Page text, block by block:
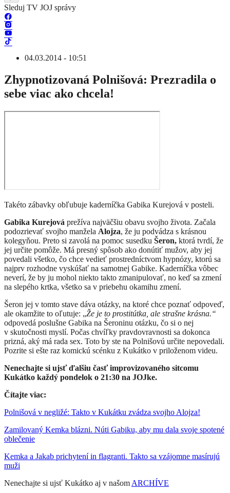
Sleduj TV JOJ správy
04.03.2014 - 10:51
Zhypnotizovaná Polnišová: Prezradila o
sebe viac ako chcela!
Takéto zábavky obľubuje kaderníčka Gabika Kurejová v posteli.
Gabika Kurejová prežíva najväčšiu obavu svojho života. Začala
podozrievať svojho manžela Alojza, že ju podvádza s krásnou
kolegyňou. Preto si zavolá na pomoc susedku Šeron, ktorá tvrdí, že
jej určite pomôže. Má presný spôsob ako donútiť mužov, aby jej
povedali všetko, čo chce vedieť prostredníctvom hypnózy, ktorú sa
najprv rozhodne vyskúšať na samotnej Gabike. Kaderníčka vôbec
neverí, že by ju mohol niekto takto zmanipulovať, no keď sa zmení
na slepého krtka, všetko sa v priebehu okamihu zmení.
Šeron jej v tomto stave dáva otázky, na ktoré chce poznať odpoveď,
ale okamžite to oľutuje: „Že je to prostitútka, ale strašne krásna.“
odpovedá poslušne Gabika na Šeroninu otázku, čo si o nej
v skutočnosti myslí. Počas chvíľky pravdovravnosti sa dokonca
prizná, aký má rada sex. Toto by ste na Polnišovú určite nepovedali.
Pozrite si ešte raz komickú scénku z Kukátko v priloženom videu.
Nenechajte si ujsť ďalšiu časť improvizovaného sitcomu
Kukátko každý pondelok o 21:30 na JOJke.
Čítajte viac:
Polnišová v negližé: Takto v Kukátku zvádza svojho Alojza!
Zamilovaný Kemka blázni. Núti Gabiku, aby mu dala svoje spotené
oblečenie
Kemka a Jakab prichytení in flagranti. Takto sa vzájomne masírujú
muži
Nenechajte si ujsť Kukátko aj v našom ARCHÍVE